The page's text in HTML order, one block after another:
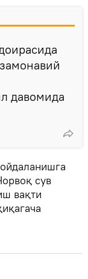
давомида
сув
вақти